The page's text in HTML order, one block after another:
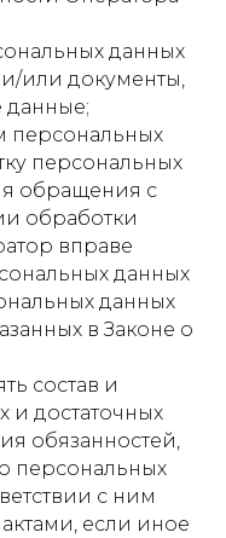
данных
или документы,
персональных
персональных
обращения с
обработки
вправе
данных
данных
в Законе о
состав и
и достаточных
обязанностей,
персональных
с ним
если иное